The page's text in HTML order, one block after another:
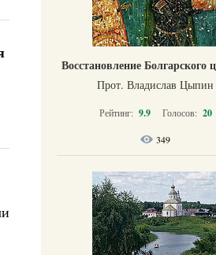
Восстановление Болгарского
Прот. Владислав Цыпин
Рейтинг: 9.9 Голосов: 20
349